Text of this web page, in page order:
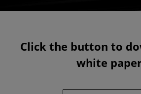
Click the button to
white